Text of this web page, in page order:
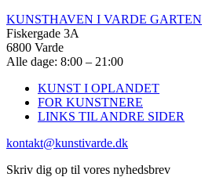
KUNSTHAVEN I VARDE GARTEN
Fiskergade 3A
6800 Varde
Alle dage: 8:00 – 21:00
KUNST I OPLANDET
FOR KUNSTNERE
LINKS TIL ANDRE SIDER
kontakt@kunstivarde.dk
Skriv dig op til vores nyhedsbrev